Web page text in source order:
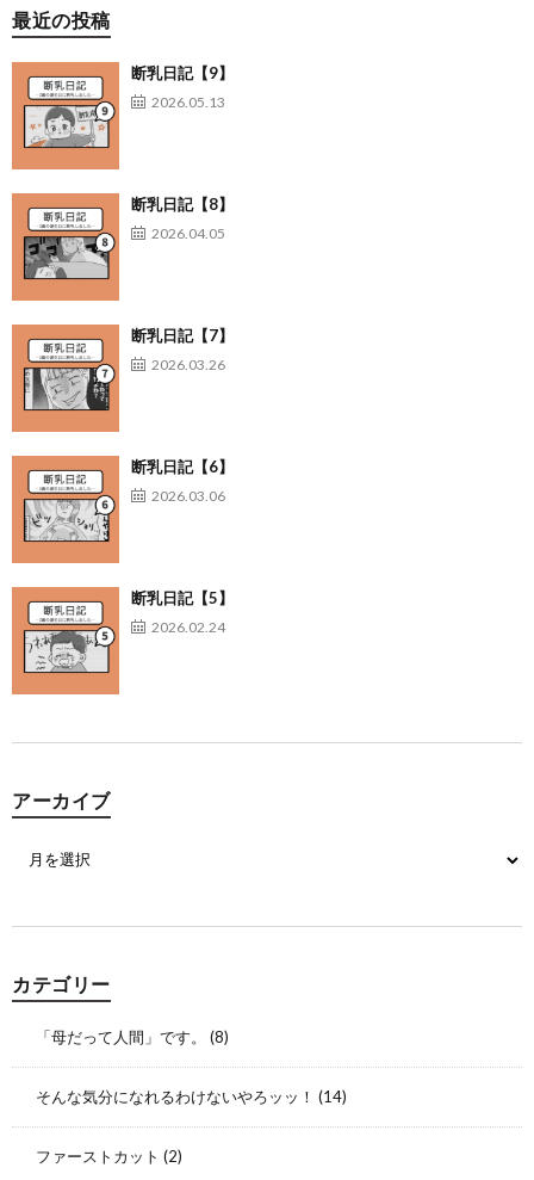
最近の投稿
断乳日記【9】
2026.05.13
断乳日記【8】
2026.04.05
断乳日記【7】
2026.03.26
断乳日記【6】
2026.03.06
断乳日記【5】
2026.02.24
アーカイブ
カテゴリー
「母だって人間」です。 (8)
そんな気分になれるわけないやろッッ！ (14)
ファーストカット (2)